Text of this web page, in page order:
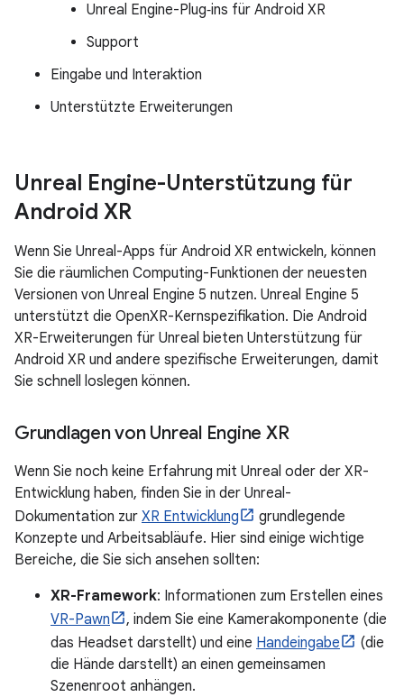
Unreal Engine-Plug‑ins für Android XR
Support
Eingabe und Interaktion
Unterstützte Erweiterungen
Unreal Engine-Unterstützung für
Android XR
Wenn Sie Unreal-Apps für Android XR entwickeln, können
Sie die räumlichen Computing-Funktionen der neuesten
Versionen von Unreal Engine 5 nutzen. Unreal Engine 5
unterstützt die OpenXR-Kernspezifikation. Die Android
XR-Erweiterungen für Unreal bieten Unterstützung für
Android XR und andere spezifische Erweiterungen, damit
Sie schnell loslegen können.
Grundlagen von Unreal Engine XR
Wenn Sie noch keine Erfahrung mit Unreal oder der XR-
Entwicklung haben, finden Sie in der Unreal-
Dokumentation zur XR Entwicklung
grundlegende
Konzepte und Arbeitsabläufe. Hier sind einige wichtige
Bereiche, die Sie sich ansehen sollten:
XR-Framework: Informationen zum Erstellen eines
VR-Pawn
, indem Sie eine Kamerakomponente (die
das Headset darstellt) und eine Handeingabe
(die
die Hände darstellt) an einen gemeinsamen
Szenenroot anhängen.